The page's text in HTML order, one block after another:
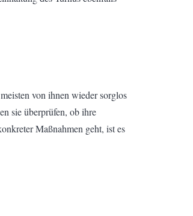
von ihnen wieder sorglos
sie überprüfen, ob ihre
Maßnahmen geht, ist es